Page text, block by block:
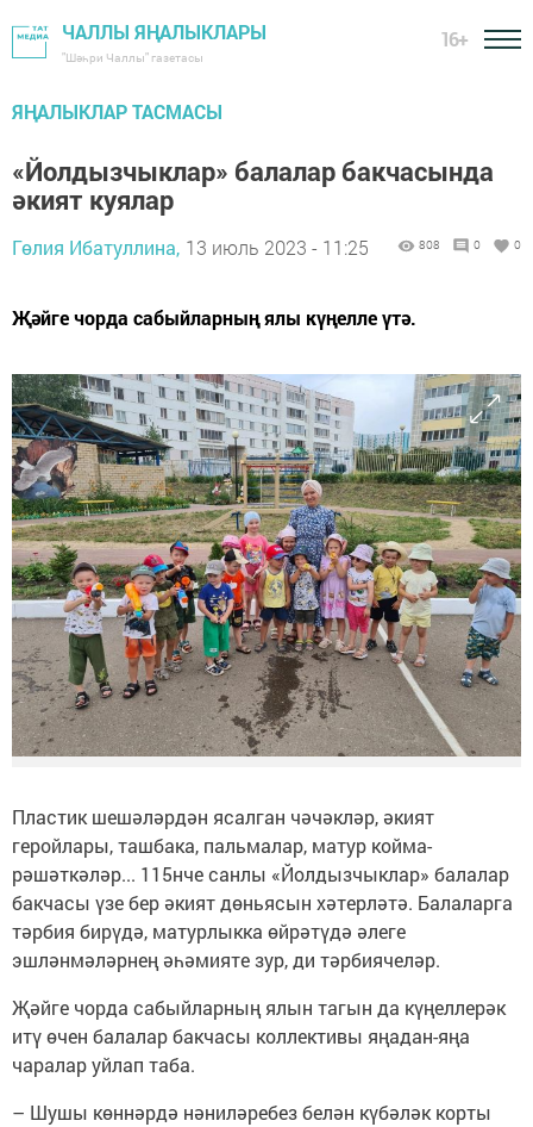
ЧАЛЛЫ ЯҢАЛЫКЛАРЫ
"Шәһри Чаллы" газетасы
16+
ЯҢАЛЫКЛАР ТАСМАСЫ
«Йолдызчыклар» балалар бакчасында
әкият куялар
Гөлия Ибатуллина, 13 июль 2023 - 11:25 808 0 0
Җәйге чорда сабыйларның ялы күңелле үтә.
Пластик шешәләрдән ясалган чәчәкләр, әкият
геройлары, ташбака, пальмалар, матур койма-
рәшәткәләр... 115нче санлы «Йолдызчыклар» балалар
бакчасы үзе бер әкият дөньясын хәтерләтә. Балаларга
тәрбия бирүдә, матурлыкка өйрәтүдә әлеге
эшләнмәләрнең әһәмияте зур, ди тәрбиячеләр.
Җәйге чорда сабыйларның ялын тагын да күңеллерәк
итү өчен балалар бакчасы коллективы яңадан-яңа
чаралар уйлап таба.
– Шушы көннәрдә нәниләребез белән күбәләк корты